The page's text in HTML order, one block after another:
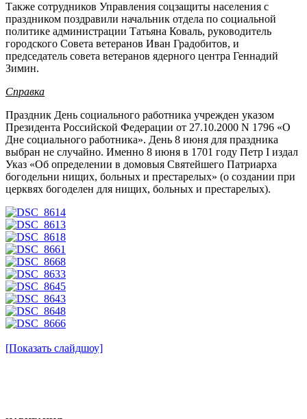
Также сотрудников Управления соцзащиты населения с
праздником поздравили начальник отдела по социальной
политике администрации Татьяна Коваль, руководитель
городского Совета ветеранов Иван Градобитов, и
председатель совета ветеранов ядерного центра Геннадий
Зимин.
Справка
Праздник День социального работника учрежден указом
Президента Российской Федерации от 27.10.2000 N 1796 «О
Дне социального работника». День 8 июня для праздника
выбран не случайно. Именно 8 июня в 1701 году Петр I издал
Указ «Об определении в домовыя Святейшего Патриарха
богодельни нищих, больных и престарелых» (о создании при
церквях богоделен для нищих, больных и престарелых).
[Показать слайдшоу]